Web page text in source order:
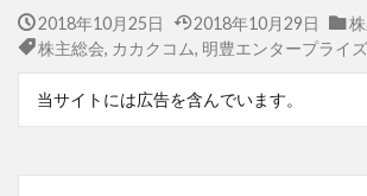
2018年10月25日 2018年10月29日
株主総会, カカクコム, 明豊エンタープライズ
当サイトには広告を含んでいます。